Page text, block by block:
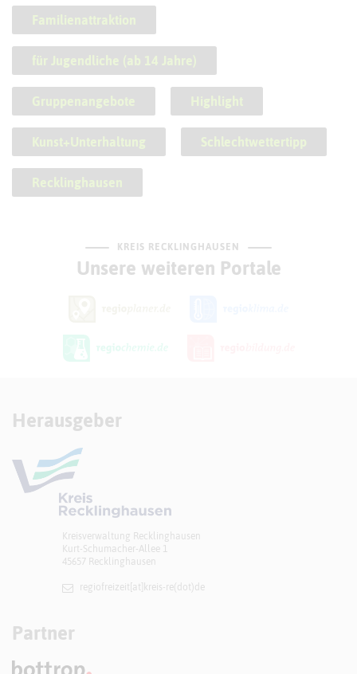
Familienattraktion
für Jugendliche (ab 14 Jahre)
Gruppenangebote Highlight
Kunst+Unterhaltung Schlechtwettertipp
Recklinghausen
KREIS RECKLINGHAUSEN
Unsere weiteren Portale
Herausgeber
Kreisverwaltung Recklinghausen
Kurt-Schumacher-Allee 1
45657 Recklinghausen
regiofreizeit[at]​kreis-re(dot)de
Partner